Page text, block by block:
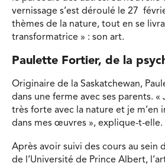
vernissage s’est déroulé le 27
thèmes de la nature, tout en se
transformatrice » : son art.
Paulette Fortier, de la
Originaire de la Saskatchewan,
dans une ferme avec ses parents. «
très forte avec la nature et je m’en
dans mes œuvres », explique-t-elle.
Après avoir suivi des cours au sein
de l’Université de Prince Albert,